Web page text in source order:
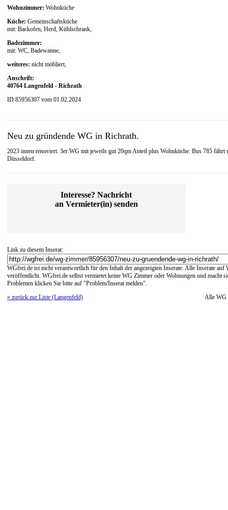
Wohnzimmer: Wohnküche
Küche: Gemeinschaftsküche
mit: Backofen, Herd, Kühlschrank,
Badezimmer:
mit: WC, Badewanne,
weiteres: nicht möbliert,
Anschrift:
40764 Langenfeld - Richrath
ID 85956307 vom 01.02.2024
Neu zu gründende WG in Richrath.
2023 innen renoviert. 3er WG mit jeweils gut 20qm Anteil plus Wohnküche. Bus 785 fährt
Düsseldorf.
Interesse? Nachricht
an Vermieter(in) senden
Link zu diesem Inserat:
WGfrei.de ist nicht verantwortlich für den Inhalt der angezeigten Inserate. Alle Inserate
veröffentlicht. WGfrei.de selbst vermietet keine WG Zimmer oder Wohnungen und macht
Problemen klicken Sie bitte auf "Problem/Inserat melden".
« zurück zur Liste (Langenfeld)
Alle WG